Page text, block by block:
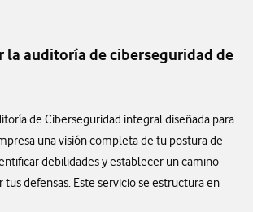
la auditoría de ciberseguridad de
de Ciberseguridad integral diseñada para
una visión completa de tu postura de
debilidades y establecer un camino
defensas. Este servicio se estructura en